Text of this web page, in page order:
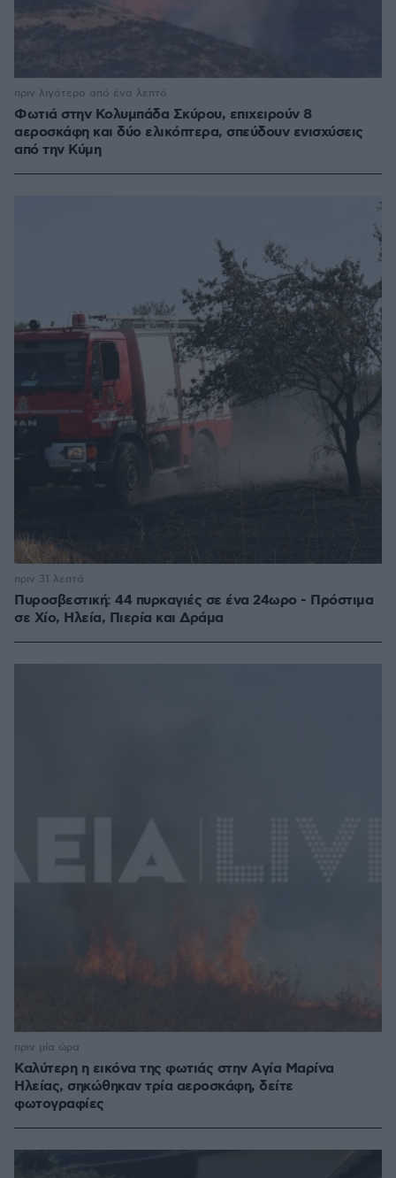
Φωτιά στην Κολυμπάδα Σκύρου, επιχειρούν 8
αεροσκάφη και δύο ελικόπτερα, σπεύδουν ενισχύσεις
από την Κύμη
πριν λιγότερο από ένα λεπτό
Πυροσβεστική: 44 πυρκαγιές σε ένα 24ωρο - Πρόστιμα
σε Χίο, Ηλεία, Πιερία και Δράμα
πριν 31 λεπτά
Καλύτερη η εικόνα της φωτιάς στην Aγία Μαρίνα
Ηλείας, σηκώθηκαν τρία αεροσκάφη, δείτε
φωτογραφίες
πριν μία ώρα